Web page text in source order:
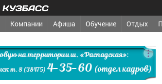
Компании Афиша Обучение Отдых